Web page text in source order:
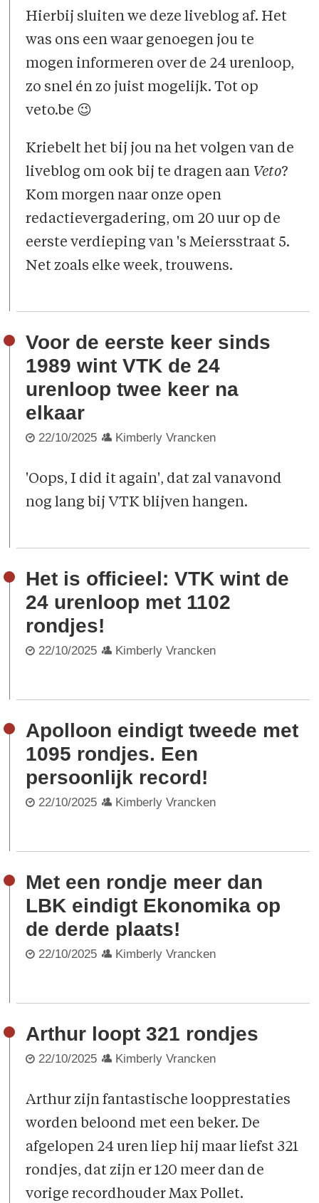
Hierbij sluiten we deze liveblog af. Het
was ons een waar genoegen jou te
mogen informeren over de 24 urenloop,
zo snel én zo juist mogelijk. Tot op
veto.be 😉
Kriebelt het bij jou na het volgen van de
liveblog om ook bij te dragen aan Veto?
Kom morgen naar onze open
redactievergadering, om 20 uur op de
eerste verdieping van 's Meiersstraat 5.
Net zoals elke week, trouwens.
Voor de eerste keer sinds
1989 wint VTK de 24
urenloop twee keer na
elkaar
22/10/2025 Kimberly Vrancken
'Oops, I did it again', dat zal vanavond
nog lang bij VTK blijven hangen.
Het is officieel: VTK wint de
24 urenloop met 1102
rondjes!
22/10/2025 Kimberly Vrancken
Apolloon eindigt tweede met
1095 rondjes. Een
persoonlijk record!
22/10/2025 Kimberly Vrancken
Met een rondje meer dan
LBK eindigt Ekonomika op
de derde plaats!
22/10/2025 Kimberly Vrancken
Arthur loopt 321 rondjes
22/10/2025 Kimberly Vrancken
Arthur zijn fantastische loopprestaties
worden beloond met een beker. De
afgelopen 24 uren liep hij maar liefst 321
rondjes, dat zijn er 120 meer dan de
vorige recordhouder Max Pollet.